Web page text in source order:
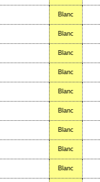
Blanc
Blanc
Blanc
Blanc
Blanc
Blanc
Blanc
Blanc
Blanc